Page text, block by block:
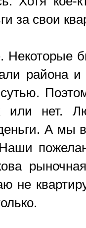
за свои
района
сутью.
или нет.
А мы
Наши
не